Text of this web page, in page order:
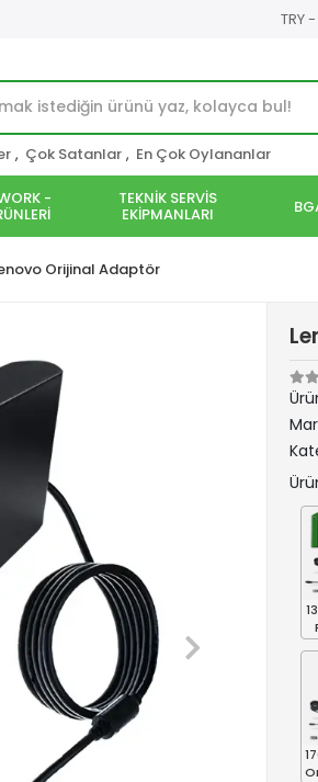
TRY
, Çok Satanlar , En Çok Oylananlar
- TEKNİK SERVİS
EKİPMANLARI
Orijinal Adaptör